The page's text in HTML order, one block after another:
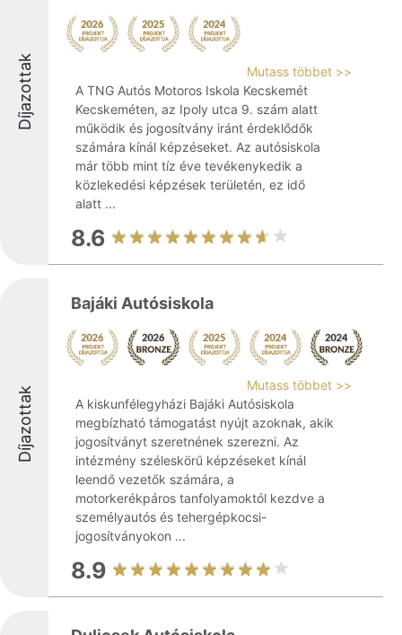
Díjazottak
Mutass többet >>
A TNG Autós Motoros Iskola Kecskemét
Kecskeméten, az Ipoly utca 9. szám alatt
működik és jogosítvány iránt érdeklődők
számára kínál képzéseket. Az autósiskola
már több mint tíz éve tevékenykedik a
közlekedési képzések területén, ez idő
alatt ...
8.6
Díjazottak
Bajáki Autósiskola
Mutass többet >>
A kiskunfélegyházi Bajáki Autósiskola
megbízható támogatást nyújt azoknak, akik
jogosítványt szeretnének szerezni. Az
intézmény széleskörű képzéseket kínál
leendő vezetők számára, a
motorkerékpáros tanfolyamoktól kezdve a
személyautós és tehergépkocsi-
jogosítványokon ...
8.9